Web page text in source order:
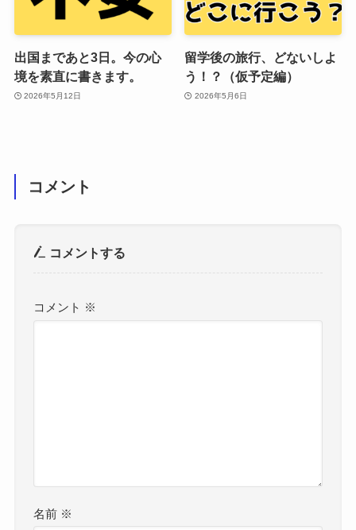
出国まであと3日。今の心
境を素直に書きます。
2026年5月12日
留学後の旅行、どないしよ
う！？（仮予定編）
2026年5月6日
コメント
コメントする
コメント ※
名前 ※